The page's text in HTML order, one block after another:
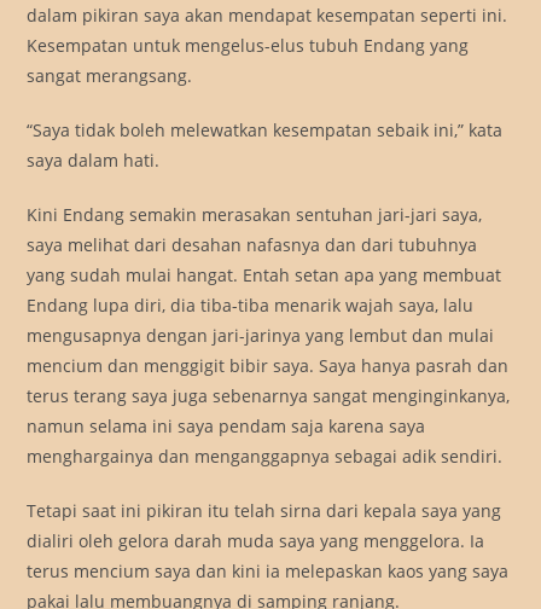
dalam pikiran saya akan mendapat kesempatan seperti ini.
Kesempatan untuk mengelus-elus tubuh Endang yang
sangat merangsang.
“Saya tidak boleh melewatkan kesempatan sebaik ini,” kata
saya dalam hati.
Kini Endang semakin merasakan sentuhan jari-jari saya,
saya melihat dari desahan nafasnya dan dari tubuhnya
yang sudah mulai hangat. Entah setan apa yang membuat
Endang lupa diri, dia tiba-tiba menarik wajah saya, lalu
mengusapnya dengan jari-jarinya yang lembut dan mulai
mencium dan menggigit bibir saya. Saya hanya pasrah dan
terus terang saya juga sebenarnya sangat menginginkanya,
namun selama ini saya pendam saja karena saya
menghargainya dan menganggapnya sebagai adik sendiri.
Tetapi saat ini pikiran itu telah sirna dari kepala saya yang
dialiri oleh gelora darah muda saya yang menggelora. Ia
terus mencium saya dan kini ia melepaskan kaos yang saya
pakai lalu membuangnya di samping ranjang.